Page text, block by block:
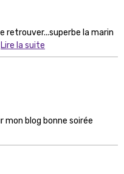
retrouver...superbe la marin
Lire la suite
mon blog bonne soirée